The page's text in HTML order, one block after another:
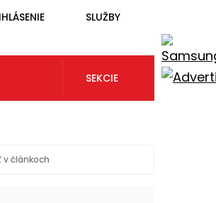
SLUŽBY
SEKCIE